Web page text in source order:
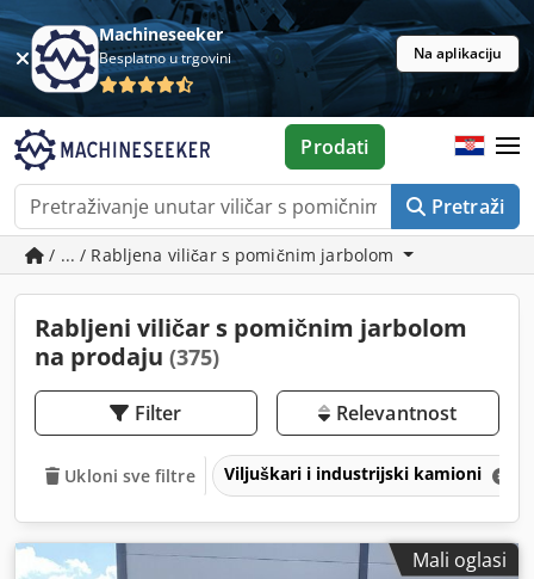
Machineseeker
Besplatno u trgovini Na aplikaciju
Pretraži
Prodati
/ ... / Rabljena viličar s pomičnim jarbolom
Rabljeni viličar s pomičnim jarbolom
na prodaju (375)
Filter Relevantnost
Ukloni sve filtre Viljuškari i industrijski kamioni
Mali oglasi